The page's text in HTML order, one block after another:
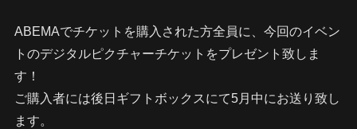
ABEMAでチケットを購入された方全員に、今回のイベン
トのデジタルピクチャーチケットをプレゼント致しま
す！
ご購入者には後日ギフトボックスにて5月中にお送り致し
ます。